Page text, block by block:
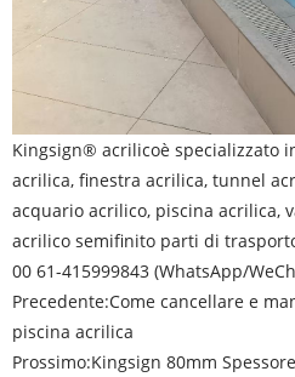
Kingsign® acrilicoè specializzato
acrilica, finestra acrilica, tunnel
acquario acrilico, piscina acrilica,
acrilico semifinito parti di
00 61-415999843 (WhatsApp/
Precedente:Come cancellare e
piscina acrilica
Prossimo:Kingsign 80mm